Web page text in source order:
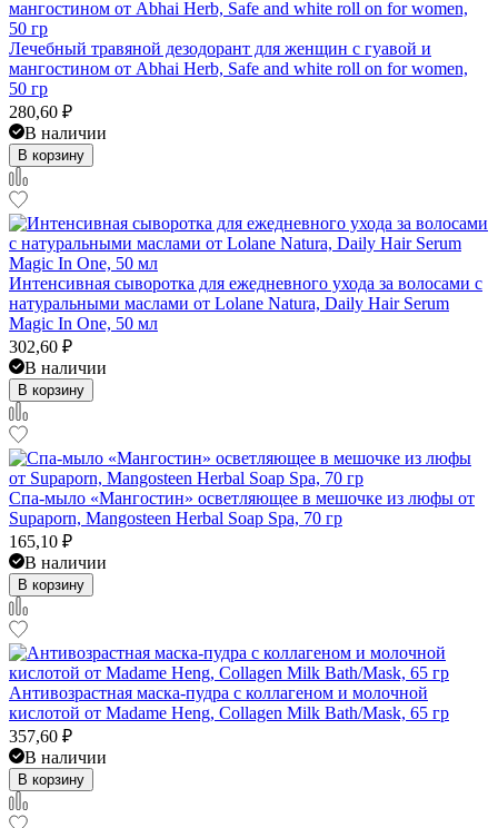
Лечебный травяной дезодорант для женщин с гуавой и
мангостином от Abhai Herb, Safe and white roll on for women,
50 гр
280,60 ₽
В наличии
В корзину
Интенсивная сыворотка для ежедневного ухода за волосами с
натуральными маслами от Lolane Natura, Daily Hair Serum
Magic In One, 50 мл
302,60 ₽
В наличии
В корзину
Спа-мыло «Мангостин» осветляющее в мешочке из люфы от
Supaporn, Mangosteen Herbal Soap Spa, 70 гр
165,10 ₽
В наличии
В корзину
Антивозрастная маска-пудра с коллагеном и молочной
кислотой от Madame Heng, Collagen Milk Bath/Mask, 65 гр
357,60 ₽
В наличии
В корзину